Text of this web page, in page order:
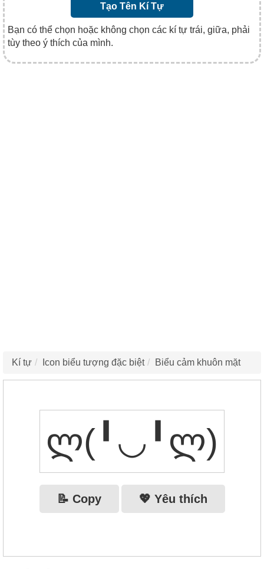
Tạo Tên Kí Tự
Bạn có thể chọn hoặc không chọn các kí tự trái, giữa, phải
tùy theo ý thích của mình.
Kí tự Icon biểu tượng đặc biệt Biểu cảm khuôn mặt
ლ(╹◡╹ლ)
📝 Copy 💖 Yêu thích